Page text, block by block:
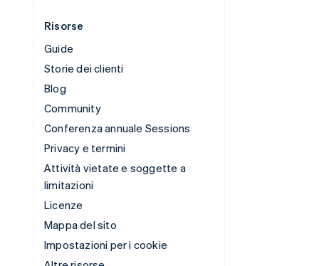
Risorse
Guide
Storie dei clienti
Blog
Community
Conferenza annuale Sessions
Privacy e termini
Attività vietate e soggette a
limitazioni
Licenze
Mappa del sito
Impostazioni per i cookie